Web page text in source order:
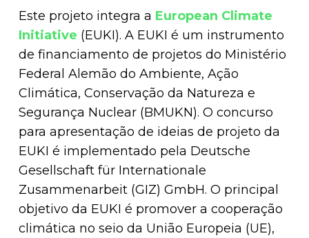
Este projeto integra a European Climate
Initiative (EUKI). A EUKI é um instrumento
de financiamento de projetos do Ministério
Federal Alemão do Ambiente, Ação
Climática, Conservação da Natureza e
Segurança Nuclear (BMUKN). O concurso
para apresentação de ideias de projeto da
EUKI é implementado pela Deutsche
Gesellschaft für Internationale
Zusammenarbeit (GIZ) GmbH. O principal
objetivo da EUKI é promover a cooperação
climática no seio da União Europeia (UE),